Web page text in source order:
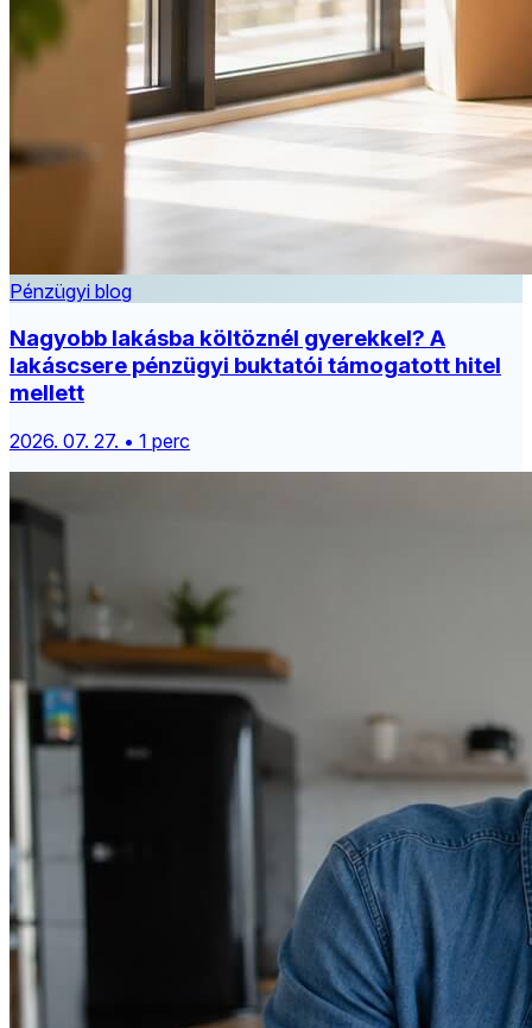
Pénzügyi blog
Nagyobb lakásba költöznél gyerekkel? A
lakáscsere pénzügyi buktatói támogatott hitel
mellett
2026. 07. 27. • 1 perc